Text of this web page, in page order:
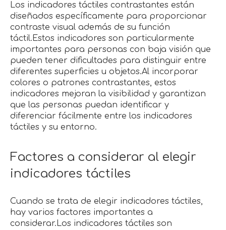
Los indicadores táctiles contrastantes están
diseñados específicamente para proporcionar
contraste visual además de su función
táctil.Estos indicadores son particularmente
importantes para personas con baja visión que
pueden tener dificultades para distinguir entre
diferentes superficies u objetos.Al incorporar
colores o patrones contrastantes, estos
indicadores mejoran la visibilidad y garantizan
que las personas puedan identificar y
diferenciar fácilmente entre los indicadores
táctiles y su entorno.
Factores a considerar al elegir
indicadores táctiles
Cuando se trata de elegir indicadores táctiles,
hay varios factores importantes a
considerar.Los indicadores táctiles son